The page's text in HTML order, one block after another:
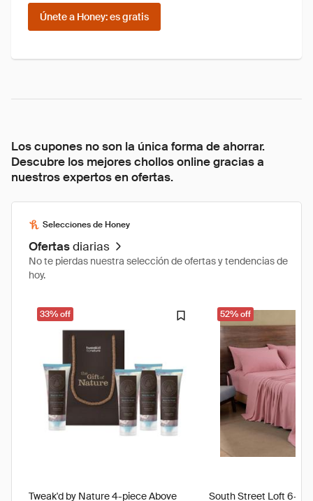
Únete a Honey: es gratis
Los cupones no son la única forma de ahorrar.
Descubre los mejores chollos online gracias a
nuestros expertos en ofertas.
Selecciones de Honey
Ofertasdiarias
No te pierdas nuestra selección de ofertas y tendencias de
hoy.
33% off
Tweak'd by Nature 4-piece Above
52% off
South Street Loft 6-